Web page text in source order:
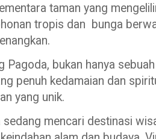
taman yang
tropis dan bunga
Pagoda, bukan hanya
penuh kedamaian dan
yang unik.
sedang mencari destinasi